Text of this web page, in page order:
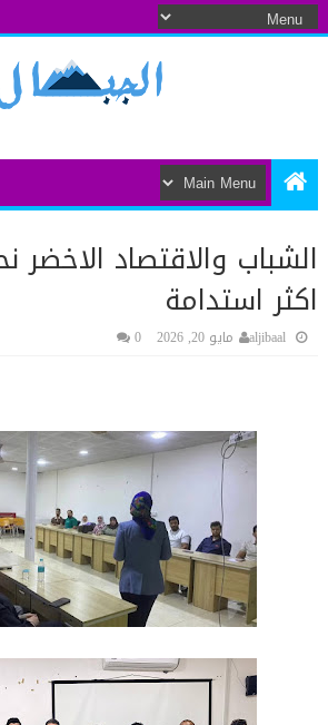
الشباب والاقتصاد
اكثر استدامة
aljibaal مايو 20, 2026 0